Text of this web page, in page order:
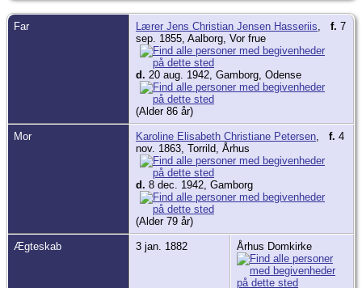
Far Lærer Jens Christian Jensen Hasseriis, f. 7
sep. 1855, Aalborg, Vor frue
d. 20 aug. 1942, Gamborg, Odense
(Alder 86 år)
Mor Karoline Elisabeth Christiane Petersen, f. 4
nov. 1863, Torrild, Århus
d. 8 dec. 1942, Gamborg
(Alder 79 år)
Ægteskab 3 jan. 1882 Århus Domkirke